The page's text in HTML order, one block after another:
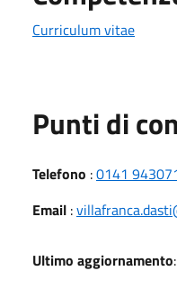
Curriculum vitae
Punti di
Telefono :0141
Email :
Ultimo aggiornamento